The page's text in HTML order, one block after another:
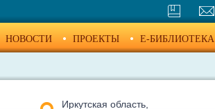
НОВОСТИ ПРОЕКТЫ E-БИБЛИОТЕКА
Иркутская область,